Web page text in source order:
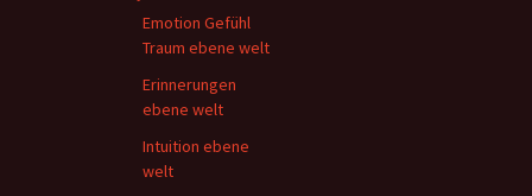
Emotion Gefühl
Traum ebene welt
Erinnerungen
ebene welt
Intuition ebene
welt